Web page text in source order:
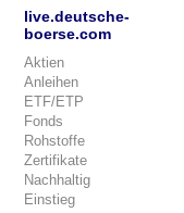
live.deutsche-
boerse.com
Aktien
Anleihen
ETF/ETP
Fonds
Rohstoffe
Zertifikate
Nachhaltig
Einstieg